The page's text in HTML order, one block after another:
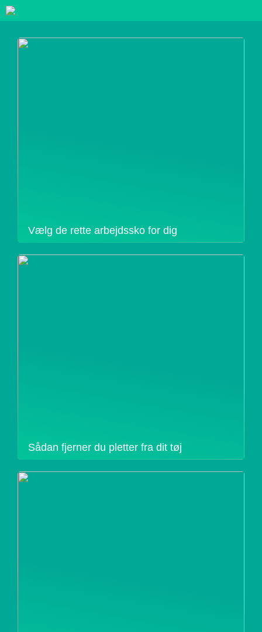
Vælg de rette arbejdssko for dig
Sådan fjerner du pletter fra dit tøj